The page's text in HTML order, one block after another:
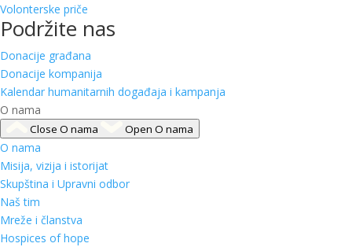
Volonterske priče
Podržite nas
Donacije građana
Donacije kompanija
Kalendar humanitarnih događaja i kampanja
O nama
Close O nama Open O nama
O nama
Misija, vizija i istorijat
Skupština i Upravni odbor
Naš tim
Mreže i članstva
Hospices of hope